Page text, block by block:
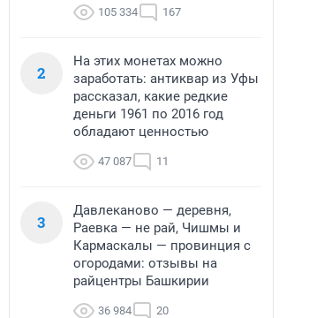
105 334 167
2
На этих монетах можно
заработать: антиквар из Уфы
рассказал, какие редкие
деньги 1961 по 2016 год
обладают ценностью
47 087 11
3
Давлеканово — деревня,
Раевка — не рай, Чишмы и
Кармаскалы — провинция с
огородами: отзывы на
райцентры Башкирии
36 984 20